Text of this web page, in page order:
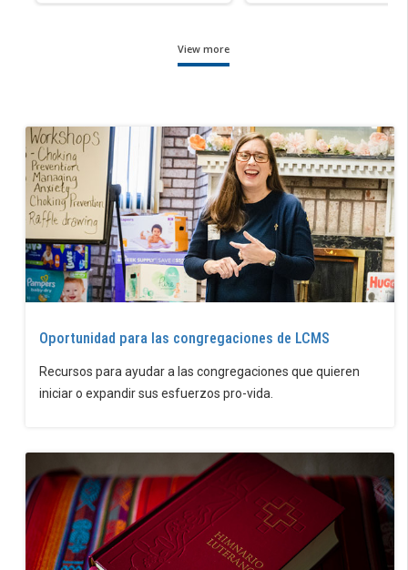
View more
Oportunidad para las congregaciones de LCMS
Recursos para ayudar a las congregaciones que quieren
iniciar o expandir sus esfuerzos pro-vida.